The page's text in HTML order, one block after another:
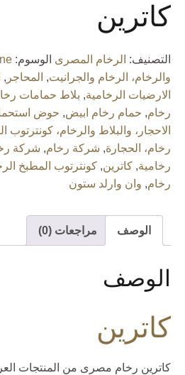
كاترين
التصنيف: الرخام المصرى الوسوم:
والرخام، الرخام والجرانيت, المحاجر ,
الارضيات الرخامية, بلاط حمامات
رخام, حمام رخام ابيض, حوض
الاحجار، والبلاط والرخام، كونترتوب
رخام، الحجارة, شركة رخام, شركة
رخامية, كاترين, كونترتوب المطبخ
رخام, وان وارلد ستون
الوصف مراجعات (0)
الوصف
كاترين
كاترين رخام مصرى من المنتجات